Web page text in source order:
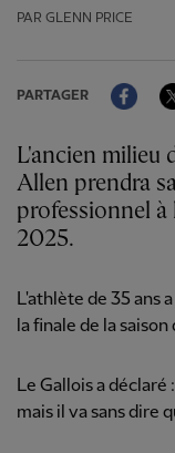
PAR GLENN PRICE
PARTAGER
L'ancien milieu
Allen prendra
professionnel
2025.
L'athlète de 35 ans
la finale de la
Le Gallois a
mais il va sans dire